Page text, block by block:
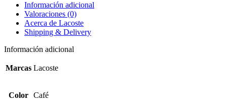
Información adicional
Valoraciones (0)
Acerca de Lacoste
Shipping & Delivery
Información adicional
Marcas Lacoste
Color Café